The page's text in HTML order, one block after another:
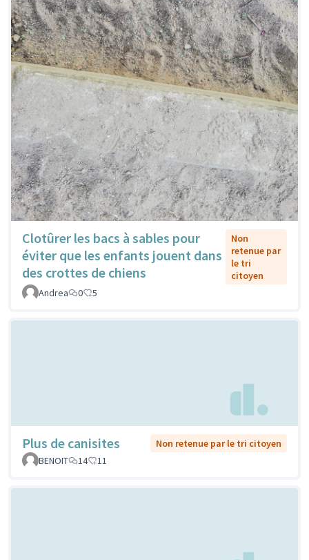
Clotûrer les bacs à sables pour
éviter que les enfants jouent dans
des crottes de chiens
Non
retenue par
le tri
citoyen
Andrea
0 5
Plus de canisites
Non retenue par le tri citoyen
BENOIT
14 11